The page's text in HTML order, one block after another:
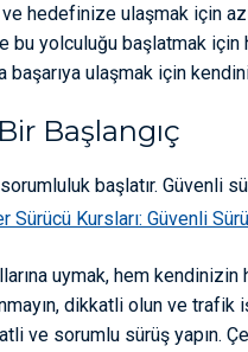
hedefinize ulaşmak için
bu yolculuğu başlatmak için
başarıya ulaşmak için
Başlangıç
başlatır. Güvenli
Sürücü Kursları: Güvenli
uymak, hem
dikkatli olun ve trafik
ve sorumlu sürüş yapın.